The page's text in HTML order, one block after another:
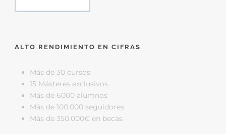
ALTO RENDIMIENTO EN CIFRAS
Más de 30 cursos
15 Másteres exclusivos
Más de 6000 alumnos
Más de 100.000 seguidores
Más de 350.000€ en becas